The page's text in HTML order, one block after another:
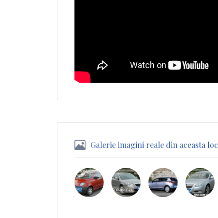
Galerie imagini reale din aceasta